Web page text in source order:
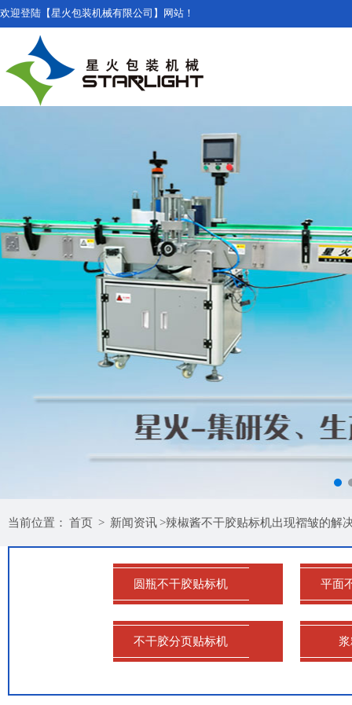
欢迎登陆【星火包装机械有限公司】网站！
当前位置： 首页 > 新闻资讯>辣椒酱不干胶贴标机出现褶皱的解
圆瓶不干胶贴标机 平面
不干胶分页贴标机